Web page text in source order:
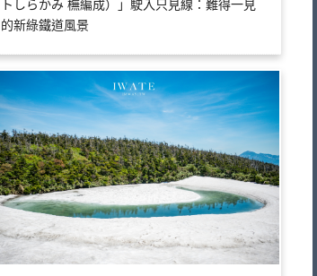
トしらかみ 橅編成）」駛入只見線：難得一見
的新綠鐵道風景